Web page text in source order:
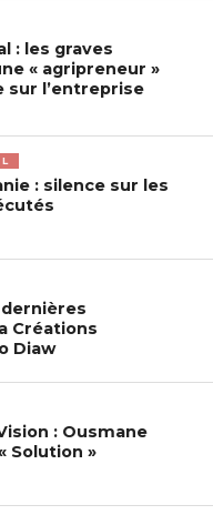
: les graves
« agripreneur »
sur l’entreprise
: silence sur les
dernières
Créations
Diaw
: Ousmane
Solution »